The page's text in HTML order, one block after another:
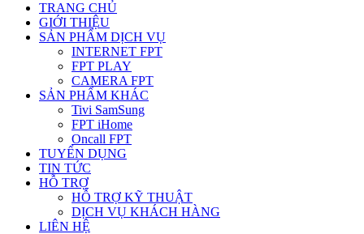
TRANG CHỦ
GIỚI THIỆU
SẢN PHẨM DỊCH VỤ
INTERNET FPT
FPT PLAY
CAMERA FPT
SẢN PHẨM KHÁC
Tivi SamSung
FPT iHome
Oncall FPT
TUYỂN DỤNG
TIN TỨC
HỖ TRỢ
HỖ TRỢ KỸ THUẬT
DỊCH VỤ KHÁCH HÀNG
LIÊN HỆ